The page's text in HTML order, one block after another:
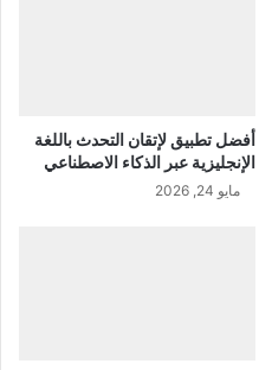
أفضل تطبيق لإتقان التحدث باللغة
الإنجليزية عبر الذكاء الاصطناعي
مايو 24, 2026